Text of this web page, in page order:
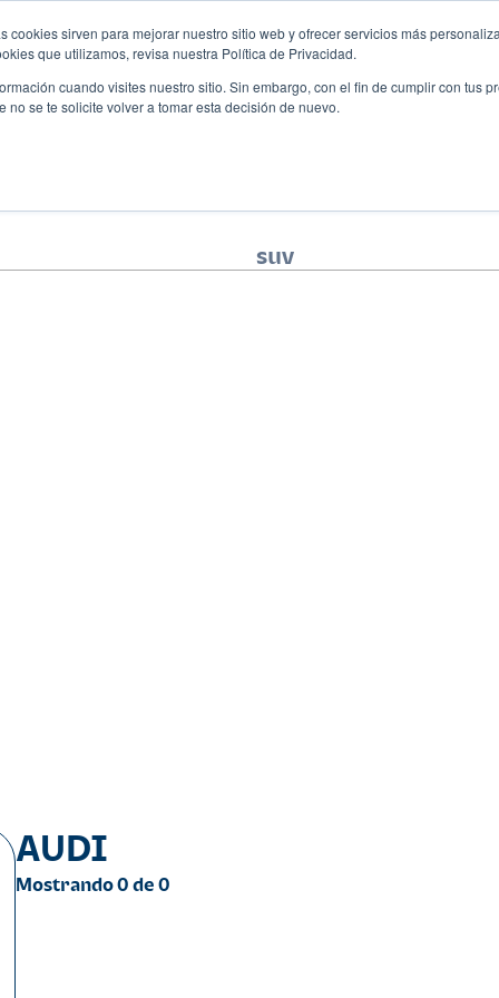
cookies sirven para mejorar nuestro sitio web y ofrecer servicios más
que utilizamos, revisa nuestra Política de Privacidad.
cuando visites nuestro sitio. Sin embargo, con el fin de cumplir con tus
se te solicite volver a tomar esta decisión de nuevo.
Promociones Blog Eventos
suv
AUDI
Mostrando0 de 0